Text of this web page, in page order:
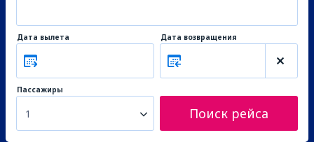
Дата вылета Дата возвращения
Пассажиры
1 Поиск рейса